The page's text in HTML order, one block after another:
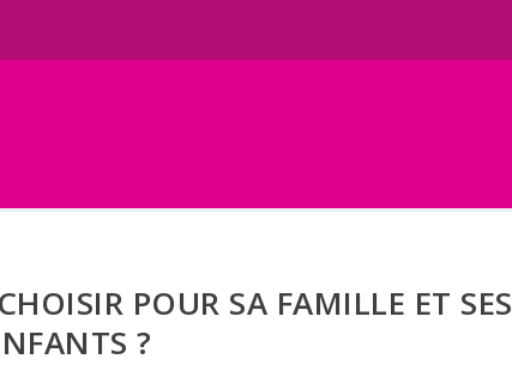
POUR SA FAMILLE ET SES
?